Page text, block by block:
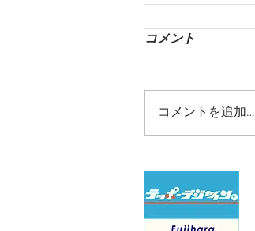
コメント
コメントを追加…